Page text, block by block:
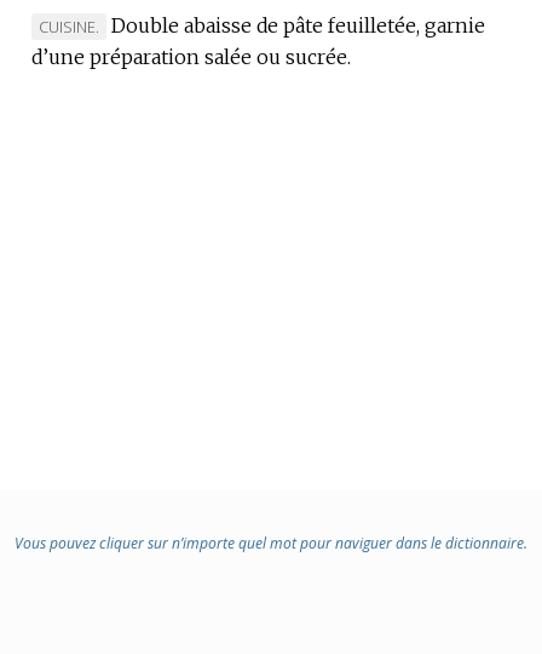
MARQUE
DE
CUISINE.
Double abaisse de pâte feuilletée, garnie
d’une préparation salée ou sucrée.
Vous pouvez cliquer sur n’importe quel mot pour naviguer dans le dictionnaire.